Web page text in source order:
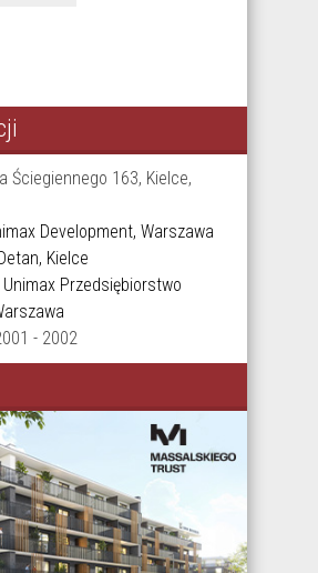
Ściegiennego 163, Kielce,
Development, Warszawa
Kielce
Unimax Przedsiębiorstwo
- 2002